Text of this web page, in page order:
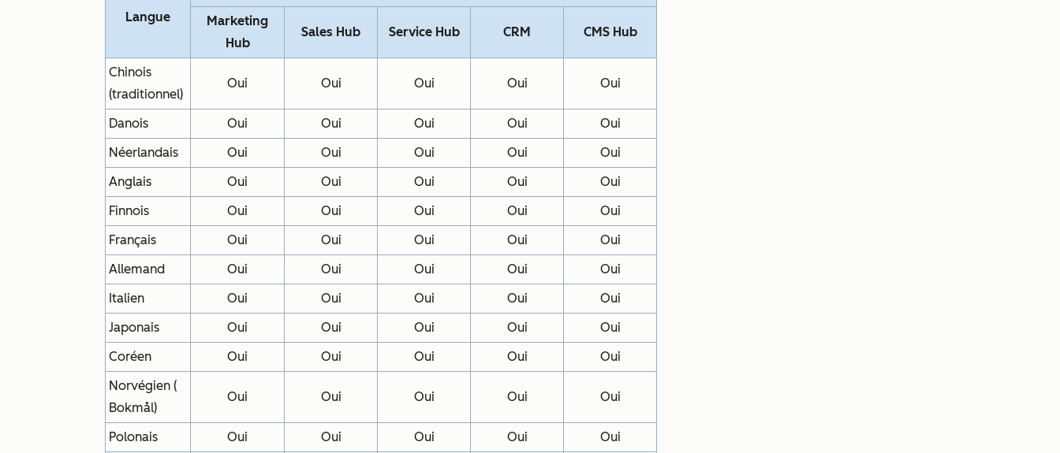
Langue
Marketing
Hub
Sales Hub Service Hub CRM CMS Hub
Chinois
(traditionnel)
Oui Oui Oui Oui Oui
Danois Oui Oui Oui Oui
Oui
Néerlandais
Oui Oui Oui Oui
Oui
Anglais
Oui Oui Oui Oui
Oui
Finnois
Oui Oui Oui Oui
Oui
Français
Oui Oui Oui Oui
Oui
Allemand
Oui Oui Oui Oui
Oui
Italien
Oui Oui Oui Oui
Oui
Japonais
Oui Oui Oui Oui
Oui
Coréen
Oui Oui Oui Oui
Oui
Norvégien (
Bokmål)
Oui Oui Oui Oui Oui
Polonais Oui Oui Oui Oui
Oui